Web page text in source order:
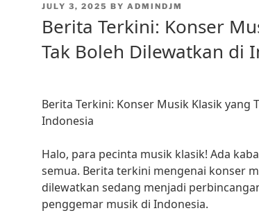
POSTED
JULY 3, 2025 BY ADMINDJM
Berita Terkini: Konser
Tak Boleh Dilewatkan di
Berita Terkini: Konser Musik Klasik yang
Indonesia
Halo, para pecinta musik klasik! Ada
semua. Berita terkini mengenai konser
dilewatkan sedang menjadi
penggemar musik di Indonesia.